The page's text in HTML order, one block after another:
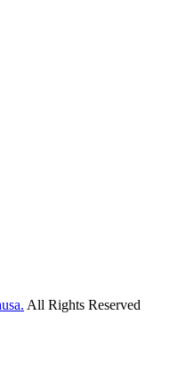
All Rights Reserved